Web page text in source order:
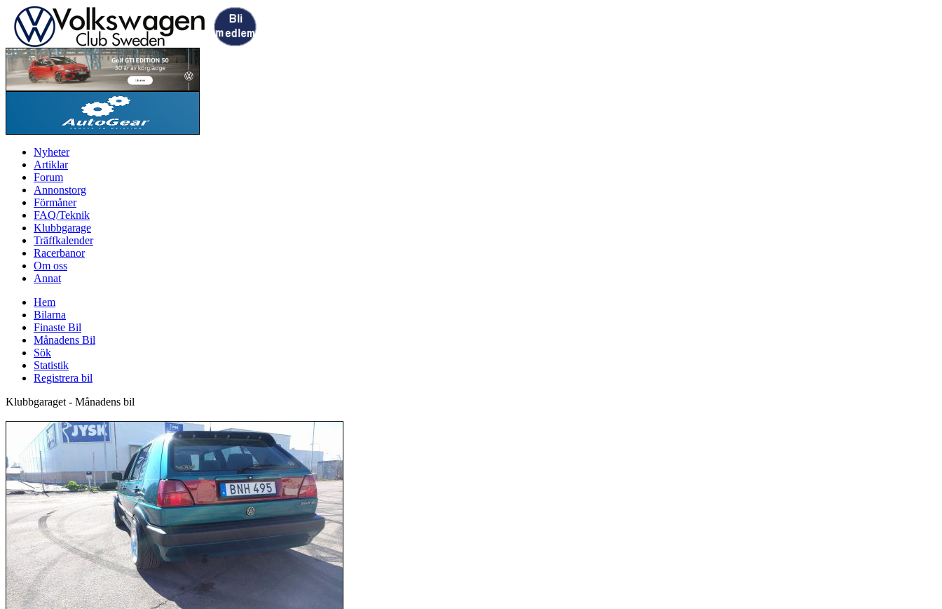
Nyheter
Artiklar
Forum
Annonstorg
Förmåner
FAQ/Teknik
Klubbgarage
Träffkalender
Racerbanor
Om oss
Annat
Hem
Bilarna
Finaste Bil
Månadens Bil
Sök
Statistik
Registrera bil
Klubbgaraget - Månadens bil